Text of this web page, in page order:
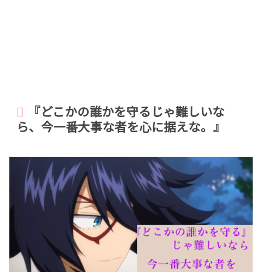
『どこかの誰かを守るじゃ難しいな
ら、今一番大事な者を心に据えな。』